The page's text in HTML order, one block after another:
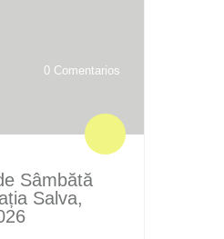
0 Comentarios
Sâmbătă
Salva,